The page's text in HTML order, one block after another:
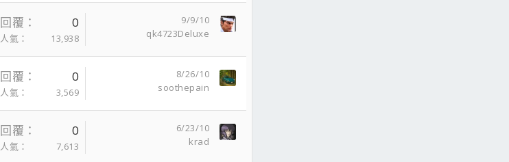
回覆 0
人氣 13,938
9/9/10
qk4723Deluxe
回覆 0
人氣 3,569
8/26/10
soothepain
回覆 0
人氣 7,613
6/23/10
krad